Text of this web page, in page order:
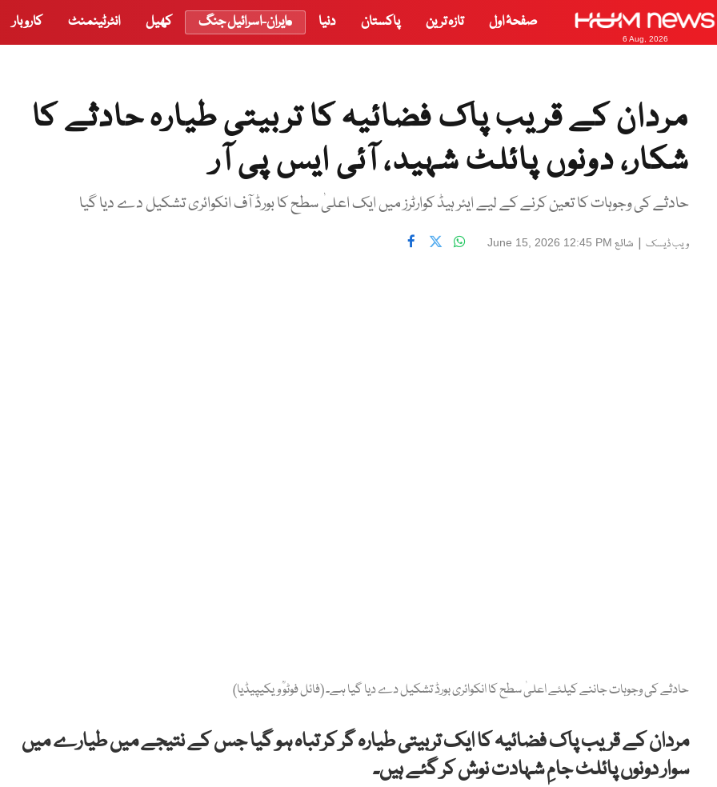
6 Aug, 2026
صفحۂ اول تازہ ترین پاکستان دنیا ایران-اسرائیل جنگ کھیل انٹرٹینمنٹ کاروبار
مردان کے قریب پاک فضائیہ کا تربیتی طیارہ حادثے کا
شکار، دونوں پائلٹ شہید، آئی ایس پی آر
حادثے کی وجوہات کا تعین کرنے کے لیے ایئر ہیڈ کوارٹرز میں ایک اعلیٰ سطح کا بورڈ آف انکوائری تشکیل دے دیا گیا
ویب ڈیسک | شائع June 15, 2026 12:45 PM
حادثے کی وجوہات جاننے کیلئے اعلیٰ سطح کا انکوائری بورڈ تشکیل دے دیا گیا ہے۔ (فائل فوٹوؒ ویکیپیڈیا)
مردان کے قریب پاک فضائیہ کا ایک تربیتی طیارہ گر کر تباہ ہو گیا جس کے نتیجے میں طیارے میں
سوار دونوں پائلٹ جامِ شہادت نوش کر گئے ہیں۔